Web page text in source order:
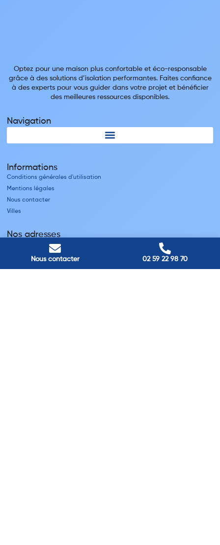
Nous contacter 02 59 22 98 70
Optez pour une maison plus confortable et éco-responsable
grâce à des solutions d’isolation performantes. Faites confiance
à des experts pour vous guider dans votre projet et bénéficier
des meilleures ressources disponibles.
Navigation
Informations
Conditions générales d'utilisation
Mentions légales
Nous contacter
Villes
Nos adresses
45 avenue Winston Churchill, Louviers, France